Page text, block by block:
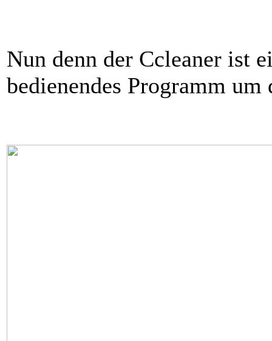
Nun denn der Ccleaner ist
bedienendes Programm